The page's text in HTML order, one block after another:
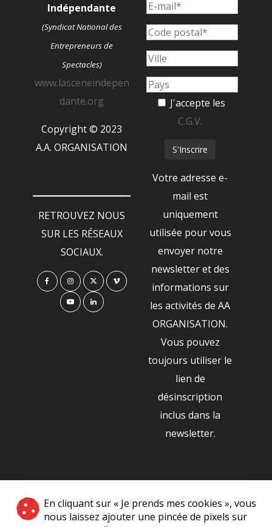
En cliquant sur « Je prends mes cookies », vous
nous laissez ajouter une pincée de pixels sur
Indépendante
(Syndicat National des
Entrepreneurs de
Spectacles)
www.lasceneindepen
dante.org
Copyright © 2023
A.A. ORGANISATION
RETROUVEZ NOUS
SUR LES RÉSEAUX
SOCIAUX.
J'accepte les
C.G.V.
Votre adresse e-
mail est
uniquement
utilisée pour vous
envoyer notre
newsletter et des
informations sur
les activités de AA
ORGANISATION.
Vous pouvez
toujours utiliser le
lien de
désinscription
inclus dans la
newsletter.
NOS PARTENAIRES
|